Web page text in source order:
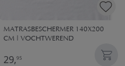
MATRASBESCHERMER 140X200
CM | VOCHTWEREND
29,95